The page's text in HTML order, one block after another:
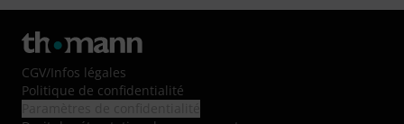
CGV/Infos légales
Politique de confidentialité